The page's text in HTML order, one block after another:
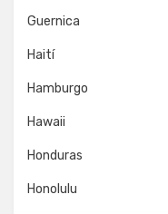
Guernica
Haití
Hamburgo
Hawaii
Honduras
Honolulu